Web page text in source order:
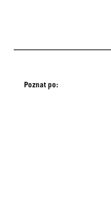
Poznat po: